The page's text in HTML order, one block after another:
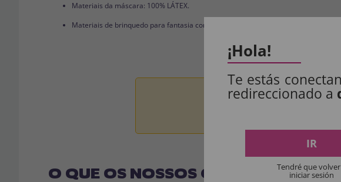
Materiais da máscara: 100% LÁTEX.
Materiais de brinquedo para fantasia completa: 100% PVC.
Aviso: Todos os produtos
O QUE OS NOSSOS CLIENTES
¡Hola!
Te estás
redireccionado a
IR
Tendré que volver
iniciar sesión